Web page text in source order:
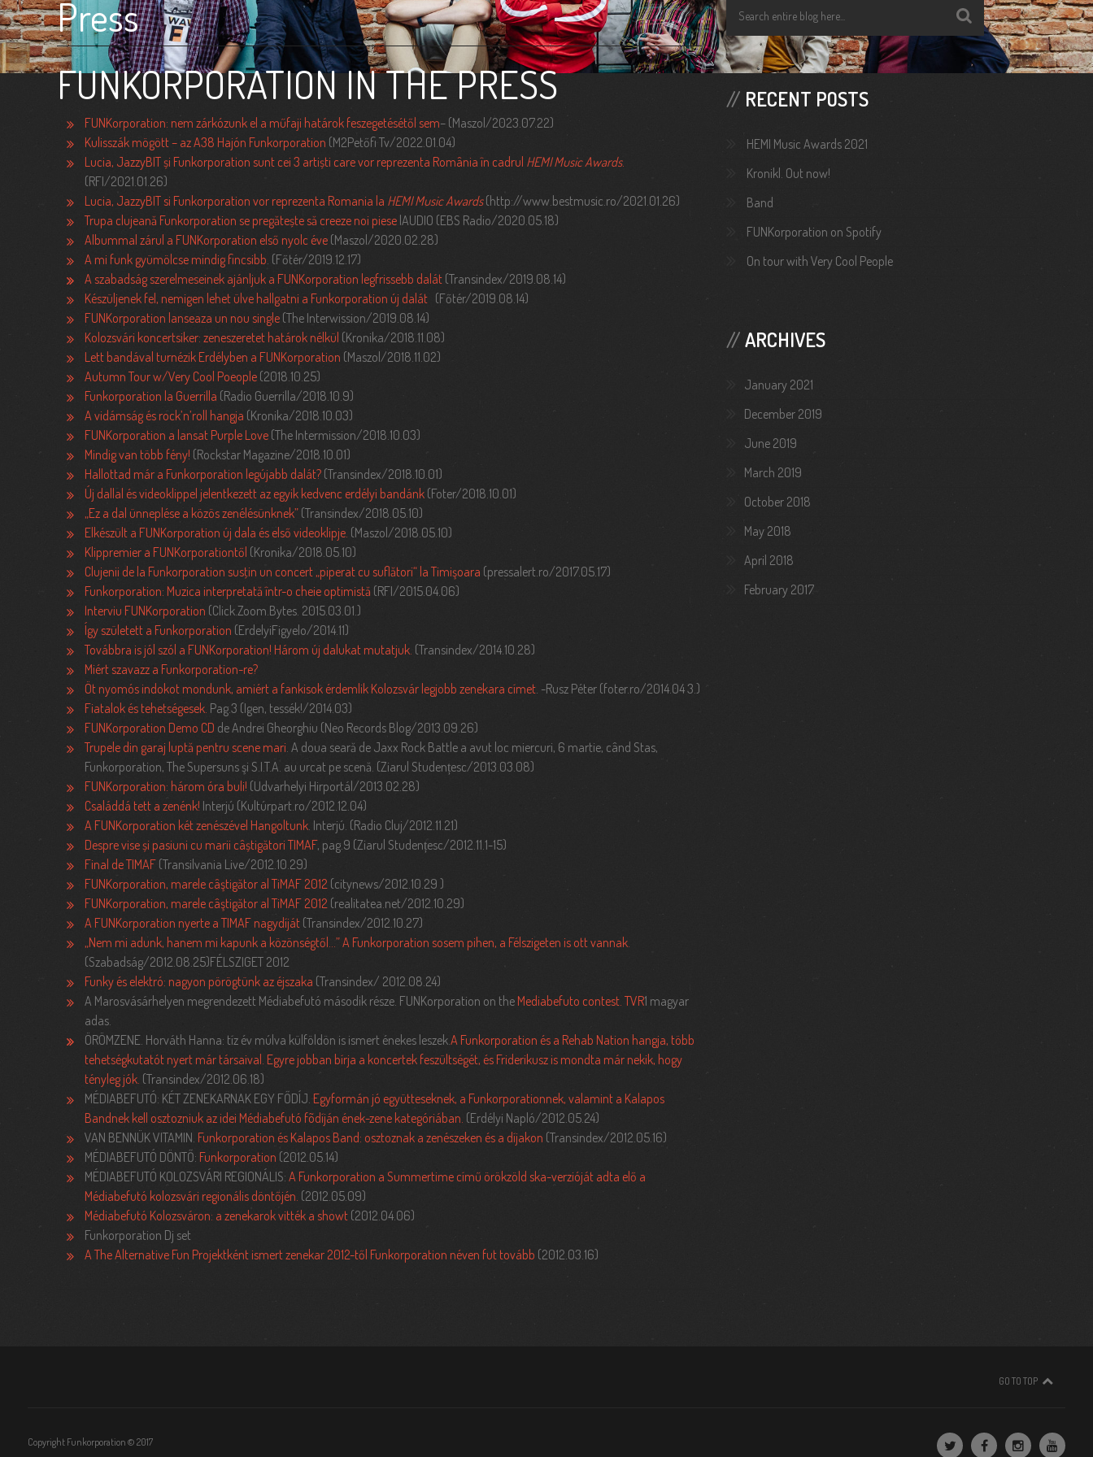
Press
FUNKORPORATION IN THE PRESS
FUNKorporation: nem zárkózunk el a műfaji határok feszegetésétől sem– (Maszol/2023.07.22)
Kulisszák mögött – az A38 Hajón Funkorporation (M2Petőfi Tv/2022.01.04)
Lucia, JazzyBIT și Funkorporation sunt cei 3 artiști care vor reprezenta România în cadrul HEMI Music Awards.
(RFI/2021.01.26)
Lucia, JazzyBIT si Funkorporation vor reprezenta Romania la HEMI Music Awards(http://www.bestmusic.ro/2021.01.26)
Trupa clujeană Funkorporation se pregătește să creeze noi piese|AUDIO (EBS Radio/2020.05.18)
Albummal zárul a FUNKorporation első nyolc éve(Maszol/2020.02.28)
A mi funk gyümölcse mindig fincsibb. (Főtér/2019.12.17)
A szabadság szerelmeseinek ajánljuk a FUNKorporation legfrissebb dalát(Transindex/2019.08.14)
Készüljenek fel, nemigen lehet ülve hallgatni a Funkorporation új dalát (Főtér/2019.08.14)
FUNKorporation lanseaza un nou single(The Interwission/2019.08.14)
Kolozsvári koncertsiker: zeneszeretet határok nélkül (Kronika/2018.11.08)
Lett bandával turnézik Erdélyben a FUNKorporation (Maszol/2018.11.02)
Autumn Tour w/Very Cool Poeople(2018.10.25)
Funkorporation la Guerrilla (Radio Guerrilla/2018.10.9)
A vidámság és rock’n’roll hangja (Kronika/2018.10.03)
FUNKorporation a lansat Purple Love(The Intermission/2018.10.03)
Mindig van több fény! (Rockstar Magazine/2018.10.01)
Hallottad már a Funkorporation legújabb dalát?(Transindex/2018.10.01)
Új dallal és videoklippel jelentkezett az egyik kedvenc erdélyi bandánk(Foter/2018.10.01)
„Ez a dal ünneplése a közös zenélésünknek”(Transindex/2018.05.10)
Elkészült a FUNKorporation új dala és első videoklipje. (Maszol/2018.05.10)
Klippremier a FUNKorporati­ontől (Kronika/2018.05.10)
Clujenii de la Funkorporation susţin un concert „piperat cu suflători“ la Timişoara (pressalert.ro/2017.05.17)
Funkorporation: Muzica interpretată într-o cheie optimistă (RFI/2015.04.06)
Interviu FUNKorporation (Click.Zoom.Bytes. 2015.03.01.)
Így született a Funkorporation (ErdelyiFigyelo/2014.11)
Továbbra is jól szól a FUNKorporation! Három új dalukat mutatjuk. (Transindex/2014.10.28)
Miért szavazz a Funkorporation-re?
Öt nyomós indokot mondunk, amiért a fankisok érdemlik Kolozsvár legjobb zenekara címet. -Rusz Péter (foter.ro/2014.04 3.)
Fiatalok és tehetségesek. Pag.3 (Igen, tessék!/2014.03)
FUNKorporation Demo CD de Andrei Gheorghiu (Neo Records Blog/2013.09.26)
Trupele din garaj luptă pentru scene mari. A doua seară de Jaxx Rock Battle a avut loc miercuri, 6 martie, când Stas,
Funkorporation, The Supersuns şi S.I.T.A. au urcat pe scenă. (Ziarul Studențesc/2013.03.08)
FUNKorporation: három óra buli! (Udvarhelyi Hirportál/2013.02.28)
Családdá tett a zenénk! Interjú (Kultúrpart.ro/2012.12.04)
A FUNKorporation két zenészével Hangoltunk. Interjú. (Radio Cluj/2012.11.21)
Despre vise și pasiuni cu marii câștigători TIMAF, pag.9 (Ziarul Studențesc/2012.11.1-15)
Final de TIMAF (Transilvania Live/2012.10.29)
FUNKorporation, marele câştigător al TiMAF 2012(citynews/2012.10.29 )
FUNKorporation, marele câştigător al TiMAF 2012(realitatea.net/2012.10.29)
A FUNKorporation nyerte a TIMAF nagydíját(Transindex/2012.10.27)
„Nem mi adunk, hanem mi kapunk a közönségtől…” A Funkorporation sosem pihen, a Félszigeten is ott vannak.
(Szabadság/2012.08.25)FÉLSZIGET 2012
Funky és elektró: nagyon pörögtünk az éjszaka (Transindex/ 2012.08.24)
A Marosvásárhelyen megrendezett Médiabefutó második része. FUNKorporation on the Mediabefuto contest. TVR1 magyar
adas.
ÖRÖMZENE. Horváth Hanna: tíz év múlva külföldön is ismert énekes leszek.A Funkorporation és a Rehab Nation hangja, több
tehetségkutatót nyert már társaival. Egyre jobban bírja a koncertek feszültségét, és Friderikusz is mondta már nekik, hogy
tényleg jók. (Transindex/2012.06.18)
MÉDIABEFUTÓ: KÉT ZENEKARNAK EGY FŐDÍJ. Egyformán jó együtteseknek, a Funkorporationnek, valamint a Kalapos
Bandnek kell osztozniuk az idei Médiabefutó fõdíján ének-zene kategóriában. (Erdélyi Napló/2012.05.24)
VAN BENNÜK VITAMIN. Funkorporation és Kalapos Band: osztoznak a zenészeken és a díjakon (Transindex/2012.05.16)
MÉDIABEFUTÓ DÖNTŐ: Funkorporation (2012.05.14)
MÉDIABEFUTÓ KOLOZSVÁRI REGIONÁLIS: A Funkorporation a Summertime című örökzöld ska-verzióját adta elő a
Médiabefutó kolozsvári regionális döntőjén. (2012.05.09)
Médiabefutó Kolozsváron: a zenekarok vitték a showt (2012.04.06)
Funkorporation Dj set
A The Alternative Fun Projektként ismert zenekar 2012-től Funkorporation néven fut tovább (2012.03.16)
RECENT POSTS
HEMI Music Awards 2021
Kronikl. Out now!
Band
FUNKorporation on Spotify
On tour with Very Cool People
ARCHIVES
January 2021
December 2019
June 2019
March 2019
October 2018
May 2018
April 2018
February 2017
GO TO TOP
Copyright Funkorporation © 2017